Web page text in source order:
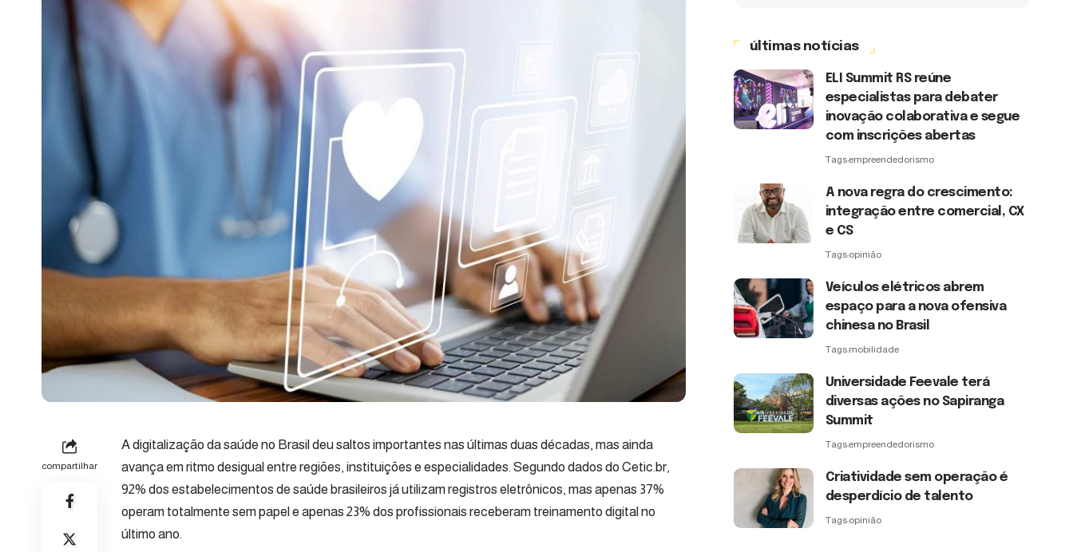
compartilhar
A digitalização da saúde no Brasil deu saltos importantes nas últimas duas décadas, mas ainda
avança em ritmo desigual entre regiões, instituições e especialidades. Segundo dados do Cetic.br,
92% dos estabelecimentos de saúde brasileiros já utilizam registros eletrônicos, mas apenas 37%
operam totalmente sem papel e apenas 23% dos profissionais receberam treinamento digital no
último ano.
últimas notícias
ELI Summit RS reúne
especialistas para debater
inovação colaborativa e segue
com inscrições abertas
Tags:empreendedorismo
A nova regra do crescimento:
integração entre comercial, CX
e CS
Tags:opinião
Veículos elétricos abrem
espaço para a nova ofensiva
chinesa no Brasil
Tags:mobilidade
Universidade Feevale terá
diversas ações no Sapiranga
Summit
Tags:empreendedorismo
Criatividade sem operação é
desperdício de talento
Tags:opinião